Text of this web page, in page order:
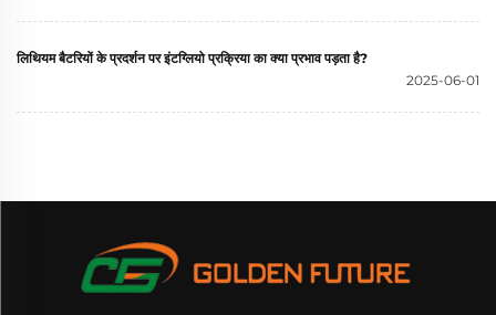
लिथियम बैटरियों के प्रदर्शन पर इंटग्लियो प्रक्रिया का क्या प्रभाव पड़ता है?
2025-06-01